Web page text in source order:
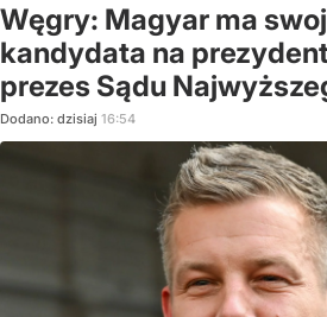
Węgry: Magyar ma
kandydata na
prezes Sądu
Dodano: dzisiaj 16:54